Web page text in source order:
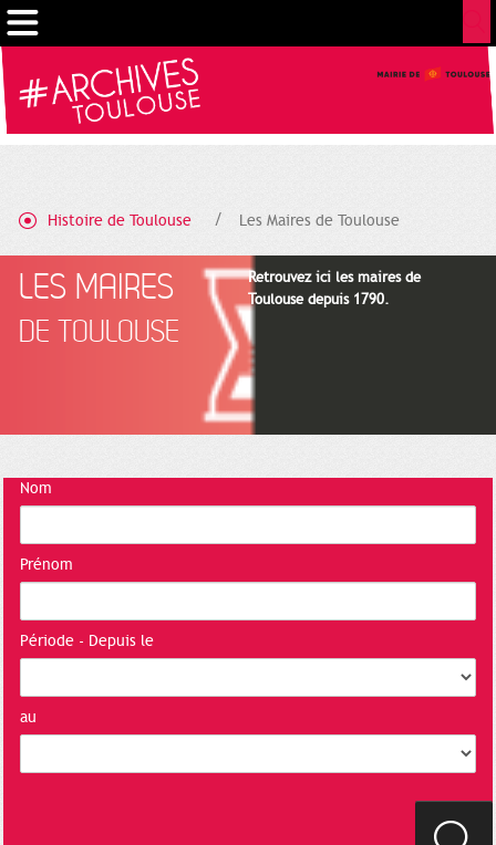
Histoire de Toulouse Les Maires de Toulouse
LES MAIRES
DE TOULOUSE
Retrouvez ici les maires de
Toulouse depuis 1790.
Nom
Prénom
Période - Depuis le
au
Gestion de vos préférences sur les cookies